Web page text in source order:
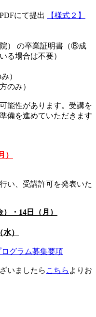
にて提出
【様式２】
） の卒業証明書（⑧成
る場合は不要）
）
のみ）
能性があります。受講を
備を進めていただきます
）
い、受講許可を発表いた
・14日（月）
）
グラム募集要項
いましたら こちら よりお